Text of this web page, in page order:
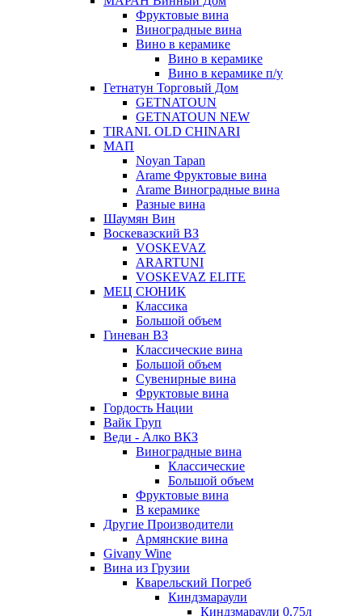
Фруктовые вина
Виноградные вина
Вино в керамике
Вино в керамике
Вино в керамике п/у
Гетнатун Торговый Дом
GETNATOUN
GETNATOUN NEW
TIRANI. OLD CHINARI
МАП
Noyan Tapan
Arame Фруктовые вина
Arame Виноградные вина
Разные вина
Шаумян Вин
Воскевазский ВЗ
VOSKEVAZ
ARARTUNI
VOSKEVAZ ELITE
МЕЦ СЮНИК
Классика
Большой объем
Гиневан ВЗ
Классические вина
Большой объем
Сувенирные вина
Фруктовые вина
Гордость Нации
Вайк Груп
Веди - Алко ВКЗ
Виноградные вина
Классические
Большой объем
Фруктовые вина
В керамике
Другие Производители
Армянские вина
Givany Wine
Вина из Грузии
Кварельский Погреб
Киндзмараули
Киндзмараули 0,75л